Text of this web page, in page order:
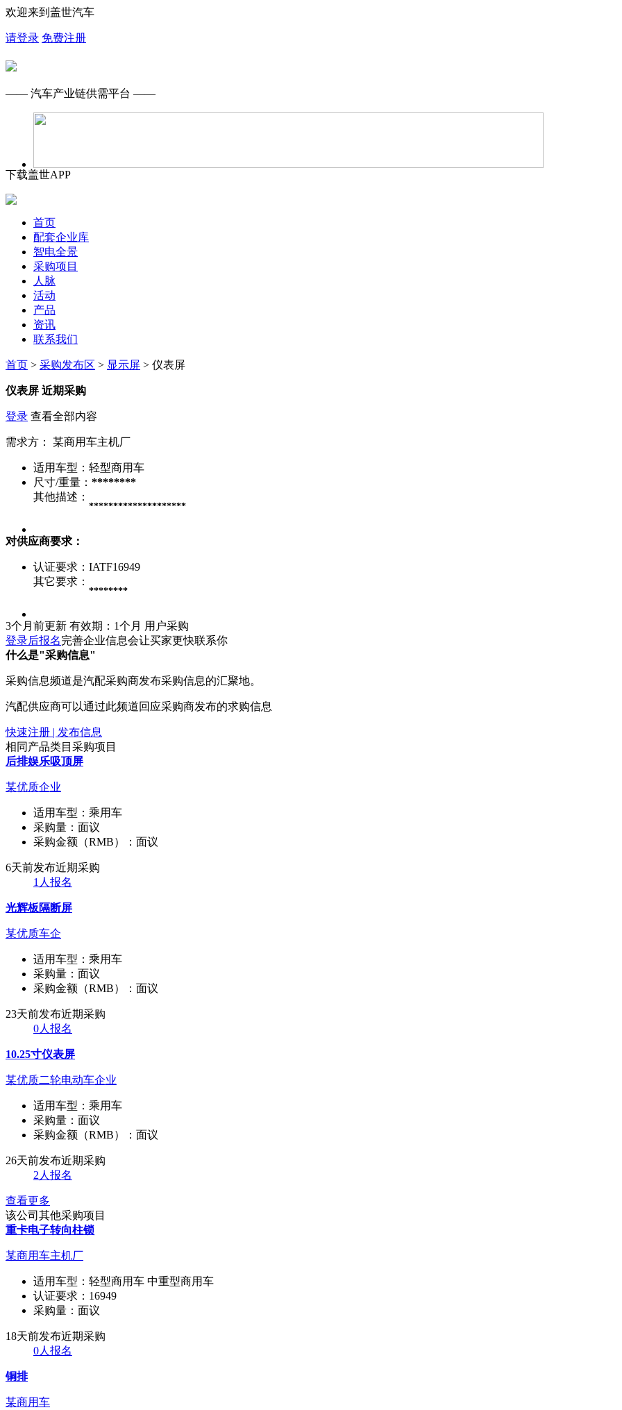
欢迎来到盖世汽车
请登录 免费注册
—— 汽车产业链供需平台 ——
下载盖世APP
首页
配套企业库
智电全景
采购项目
人脉
活动
产品
资讯
联系我们
首页 > 采购发布区 > 显示屏 > 仪表屏
仪表屏 近期采购
登录 查看全部内容
需求方： 某商用车主机厂
适用车型： 轻型商用车
尺寸/重量： ********
其他描述：
********************
对供应商要求：
认证要求： IATF16949
其它要求：
********
3个月前更新 有效期：1个月 用户采购
登录后报名完善企业信息会让买家更快联系你
什么是"采购信息"
采购信息频道是汽配采购商发布采购信息的汇聚地。
汽配供应商可以通过此频道回应采购商发布的求购信息
快速注册 | 发布信息
相同产品类目采购项目
后排娱乐吸顶屏
某优质企业
适用车型： 乘用车
采购量： 面议
采购金额（RMB）： 面议
6天前发布近期采购
1人报名
光辉板隔断屏
某优质车企
适用车型： 乘用车
采购量： 面议
采购金额（RMB）： 面议
23天前发布近期采购
0人报名
10.25寸仪表屏
某优质二轮电动车企业
适用车型： 乘用车
采购量： 面议
采购金额（RMB）： 面议
26天前发布近期采购
2人报名
查看更多
该公司其他采购项目
重卡电子转向柱锁
某商用车主机厂
适用车型： 轻型商用车 中重型商用车
认证要求： 16949
采购量： 面议
18天前发布近期采购
0人报名
铜排
某商用车